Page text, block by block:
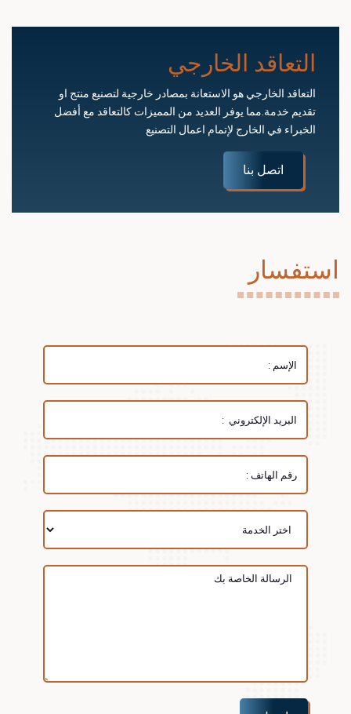
التعاقد الخارجي
التعاقد الخارجي هو الاستعانة بمصادر خارجية لتصنيع منتج او
تقديم خدمة.مما يوفر العديد من المميزات كالتعاقد مع أفضل
الخبراء في الخارج لإتمام اعمال التصنيع
اتصل بنا
استفسار